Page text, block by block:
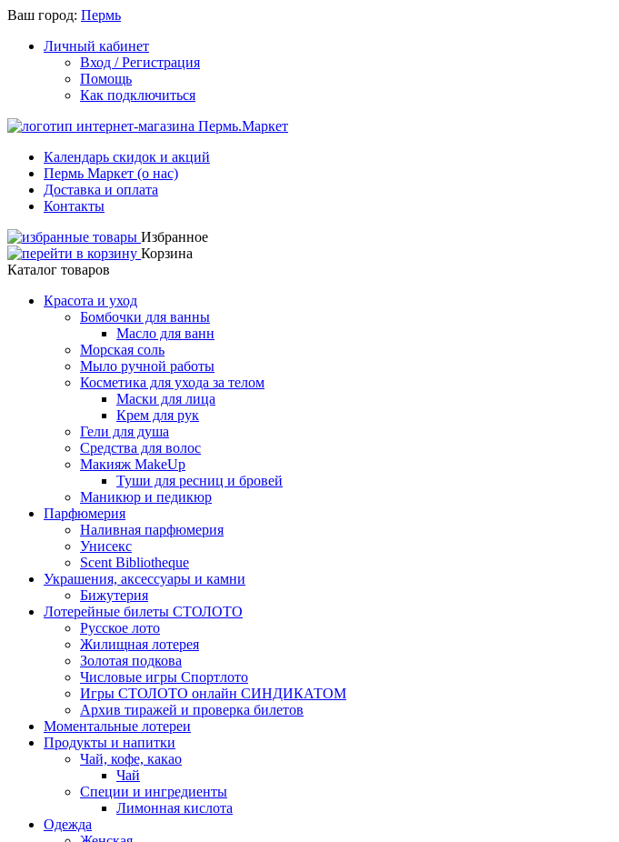
Ваш город: Пермь
Личный кабинет
Вход / Регистрация
Помощь
Как подключиться
Календарь скидок и акций
Пермь Маркет (о нас)
Доставка и оплата
Контакты
Избранное
Корзина
Каталог товаров
Красота и уход
Бомбочки для ванны
Масло для ванн
Морская соль
Мыло ручной работы
Косметика для ухода за телом
Маски для лица
Крем для рук
Гели для душа
Средства для волос
Макияж MakeUp
Туши для ресниц и бровей
Маникюр и педикюр
Парфюмерия
Наливная парфюмерия
Унисекс
Scent Bibliotheque
Украшения, аксессуары и камни
Бижутерия
Лотерейные билеты СТОЛОТО
Русское лото
Жилищная лотерея
Золотая подкова
Числовые игры Спортлото
Игры СТОЛОТО онлайн СИНДИКАТОМ
Архив тиражей и проверка билетов
Моментальные лотереи
Продукты и напитки
Чай, кофе, какао
Чай
Специи и ингредиенты
Лимонная кислота
Одежда